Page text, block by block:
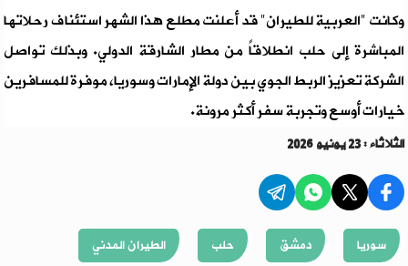
وكانت "العربية للطيران" قد أعلنت مطلع هذا الشهر استئناف رحلاتها
المباشرة إلى حلب انطلاقاً من مطار الشارقة الدولي. وبذلك تواصل
الشركة تعزيز الربط الجوي بين دولة الإمارات وسوريا، موفرة للمسافرين
خيارات أوسع وتجربة سفر أكثر مرونة.
الثلاثاء : 23 يونيو 2026
سوريا دمشق حلب
الطيران المدني